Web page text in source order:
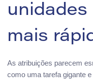
unidades
mais
As atribuições parecem
como uma tarefa gigante e